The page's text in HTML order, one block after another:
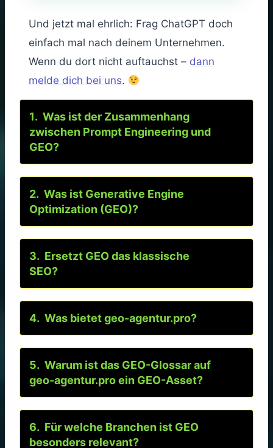
Und jetzt mal ehrlich: Frag ChatGPT doch
einfach mal nach deinem Unternehmen.
Wenn du dort nicht auftauchst – dann
melde dich bei uns.
Was ist der Zusammenhang
zwischen Prompt Engineering und
GEO?
Was ist Generative Engine
Optimization (GEO)?
Ersetzt GEO das klassische
SEO?
Was bietet geo-agentur.pro?
Warum ist das GEO-Glossar auf
geo-agentur.pro ein GEO-Asset?
Für welche Branchen ist GEO
besonders relevant?